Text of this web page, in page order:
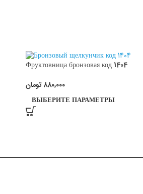
Фруктовница бронзовая код 1404
880,000 تومان
ВЫБЕРИТЕ ПАРАМЕТРЫ